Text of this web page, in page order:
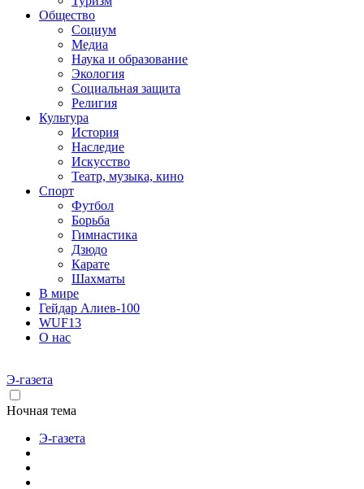
Общество
Социум
Медиа
Наука и образование
Экология
Социальная защита
Религия
Культура
История
Наследие
Искусство
Театр, музыка, кино
Спорт
Футбол
Борьба
Гимнастика
Дзюдо
Карате
Шахматы
В мире
Гейдар Алиев-100
WUF13
О нас
Э-газета
Ночная тема
Э-газета